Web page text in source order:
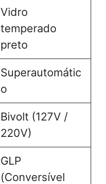
Vidro
temperado
preto
Superautomátic
o
Bivolt (127V /
220V)
GLP
(Conversível